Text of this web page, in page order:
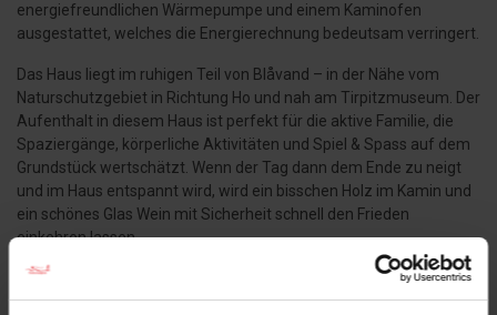
energiefreundlichen Wärmepumpe und einem Kaminofen
ausgestattet, welches die Energierechnung bedeutsam verringert.
Das Haus liegt im ruhigen Teil von Blåvand – in der Nähe vom
Naturschutzgebiet in Richtung Ho und nah am Tirpitzmuseum. Der
Aufenthalt in diesem Haus ist perfekt für die aktive Familie, die
Spaziergänge, körperliche Aktivitäten und Spiel & Spass auf dem
Grundstück wertschätzt. Wenn der Tag dann dem Ende zu neigt
und im Haus entspannt wird, wird ein bisschen Holz im Kamin und
ein schönes Glas Wein mit Sicherheit schnell den Frieden
einkehren lassen.
Rauchen nicht gestattet.